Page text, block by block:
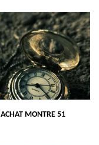
ACHAT MONTRE 51